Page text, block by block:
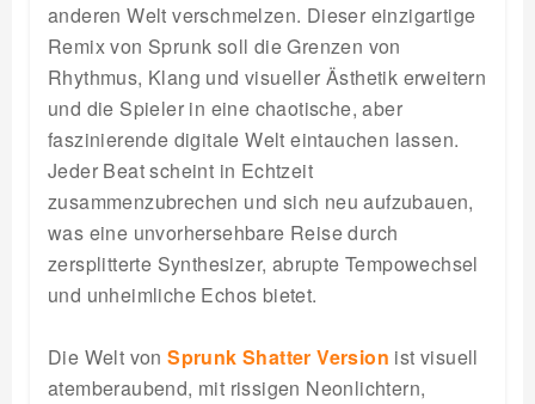
anderen Welt verschmelzen. Dieser einzigartige
Remix von Sprunk soll die Grenzen von
Rhythmus, Klang und visueller Ästhetik erweitern
und die Spieler in eine chaotische, aber
faszinierende digitale Welt eintauchen lassen.
Jeder Beat scheint in Echtzeit
zusammenzubrechen und sich neu aufzubauen,
was eine unvorhersehbare Reise durch
zersplitterte Synthesizer, abrupte Tempowechsel
und unheimliche Echos bietet.
Die Welt vonSprunk Shatter Version ist visuell
atemberaubend, mit rissigen Neonlichtern,